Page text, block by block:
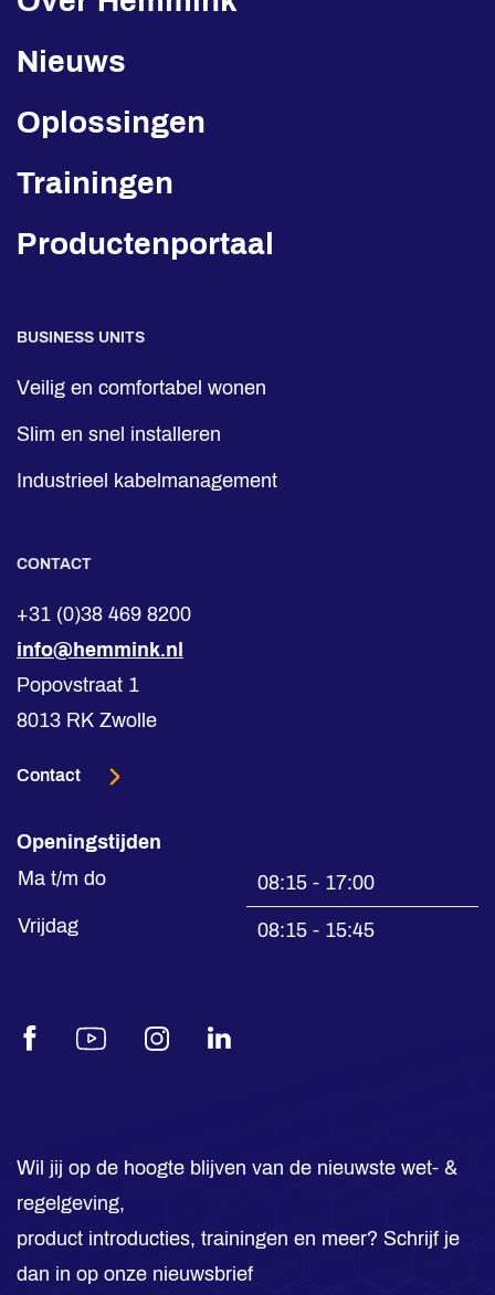
Nieuws
Oplossingen
Trainingen
Productenportaal
BUSINESS UNITS
Veilig en comfortabel wonen
Slim en snel installeren
Industrieel kabelmanagement
CONTACT
+31 (0)38 469 8200
info@hemmink.nl
Popovstraat 1
8013 RK Zwolle
Contact
Openingstijden
Ma t/m do
08:15 - 17:00
Vrijdag
08:15 - 15:45
FacebookYoutubeInstagramLinkedIn
Wil jij op de hoogte blijven van de nieuwste wet- &
regelgeving,
product introducties, trainingen en meer? Schrijf je
dan in op onze nieuwsbrief